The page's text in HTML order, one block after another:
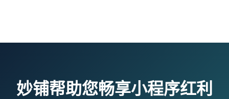
妙铺帮助您畅享小程序红利